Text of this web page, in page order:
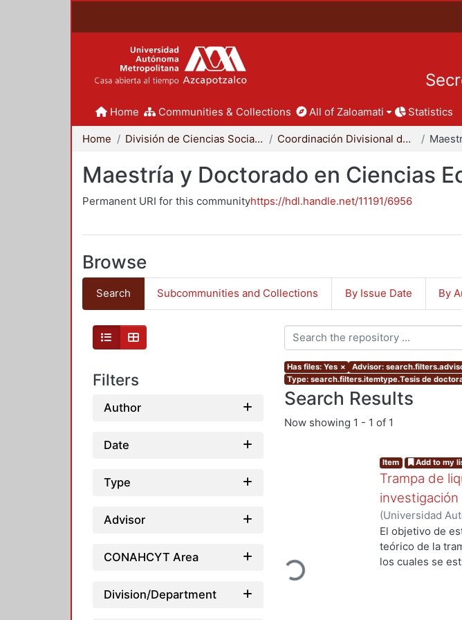
Home Communities & Collections All of Zaloamati Statistics
Home División de Ciencias Sociales y Humanidades Coordinación Divisional de Posgrado
Maestría y Doctorado en Ciencias
Permanent URI for this communityhttps://hdl.handle.net/11191/6956
Browse
Search Subcommunities and Collections By Issue Date By
Filters
Author
Date
Type
Advisor
CONAHCYT Area
Division/Department
Has files: Yes × Advisor:
Type: search.filters.itemtype.Tesis de
Search Results
Now showing 1 - 1 of 1
Loading...
Item Add to my
Trampa de
investigación
(Universidad
de Servicios de
El objetivo de
teórico de la
los cuales se